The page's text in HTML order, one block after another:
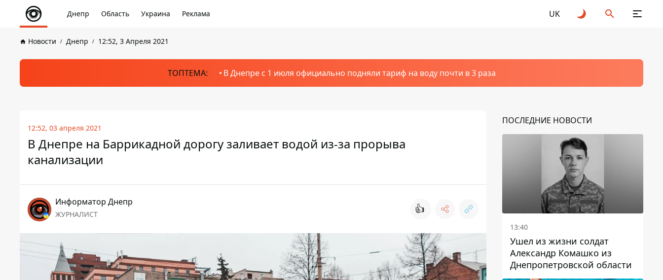
Днепр Область Украина Реклама UK
Новости Днепр 12:52, 3 Апреля 2021
ТОПТЕМА: В Днепре с 1 июля официально подняли тариф на воду почти в 3 раза
12:52, 03 апреля 2021
В Днепре на Баррикадной дорогу заливает водой из-за прорыва
канализации
Информатор Днепр
ЖУРНАЛИСТ 👍
ПОСЛЕДНИЕ НОВОСТИ
13:40
Ушел из жизни солдат
Александр Комашко из
Днепропетровской области